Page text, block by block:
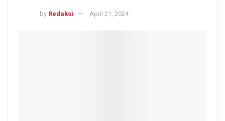
by Redaksi April 21, 2024